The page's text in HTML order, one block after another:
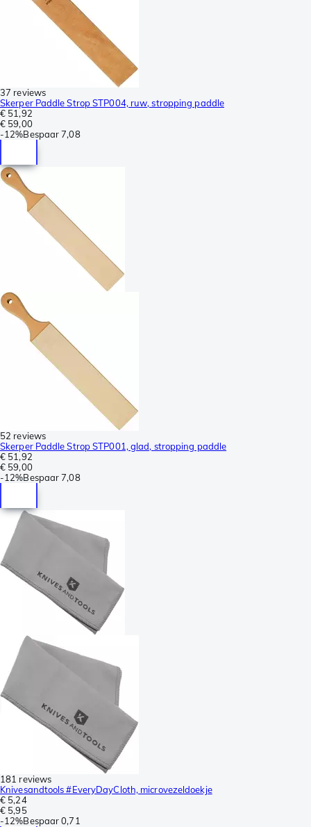
37 reviews
Skerper Paddle Strop STP004, ruw, stropping paddle
€ 51,92
€ 59,00
-12%Bespaar 7,08
52 reviews
Skerper Paddle Strop STP001, glad, stropping paddle
€ 51,92
€ 59,00
-12%Bespaar 7,08
181 reviews
Knivesandtools #EveryDayCloth, microvezeldoekje
€ 5,24
€ 5,95
-12%Bespaar 0,71